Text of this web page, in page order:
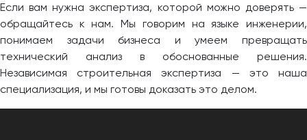
Если вам нужна экспертиза, которой можно доверять —
обращайтесь к нам. Мы говорим на языке инженерии,
понимаем задачи бизнеса и умеем превращать
технический анализ в обоснованные решения.
Независимая строительная экспертиза — это наша
специализация, и мы готовы доказать это делом.